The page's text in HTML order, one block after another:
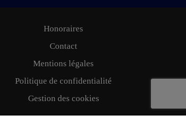
Honoraires
Contact
Mentions légales
Politique de confidentialité
Gestion des cookies